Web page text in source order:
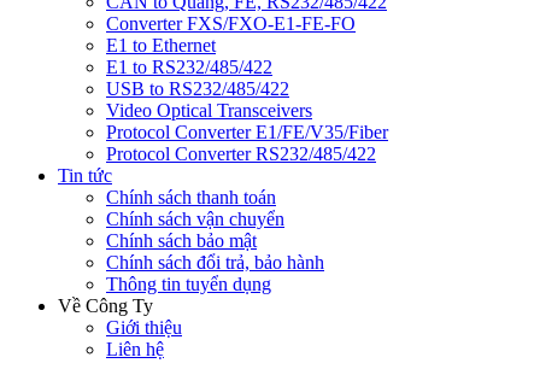
Converter FXS/FXO-E1-FE-FO
E1 to Ethernet
E1 to RS232/485/422
USB to RS232/485/422
Video Optical Transceivers
Protocol Converter E1/FE/V35/Fiber
Protocol Converter RS232/485/422
Tin tức
Chính sách thanh toán
Chính sách vận chuyển
Chính sách bảo mật
Chính sách đổi trả, bảo hành
Thông tin tuyển dụng
Về Công Ty
Giới thiệu
Liên hệ